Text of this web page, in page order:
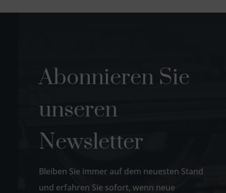
Abonnieren Sie
unseren
Newsletter
Bleiben Sie immer auf dem neuesten Stand
und erfahren Sie sofort, wenn neue